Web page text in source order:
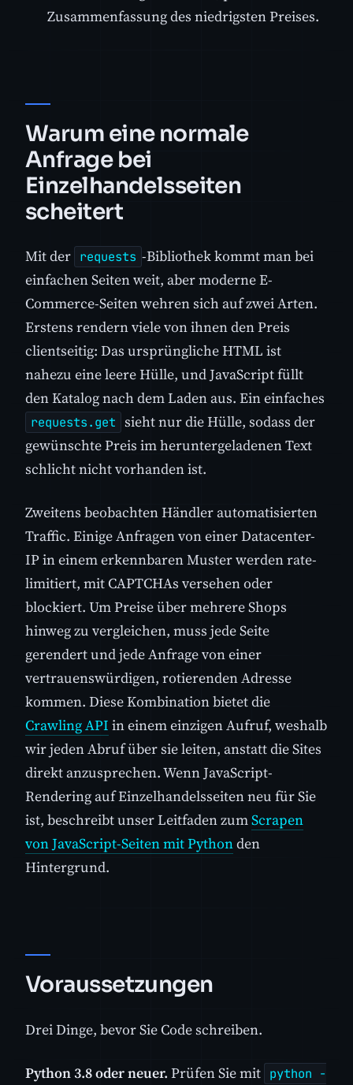
Zusammenfassung des niedrigsten Preises.
Warum eine normale
Anfrage bei
Einzelhandelsseiten
scheitert
Mit der requests -Bibliothek kommt man bei
einfachen Seiten weit, aber moderne E-
Commerce-Seiten wehren sich auf zwei Arten.
Erstens rendern viele von ihnen den Preis
clientseitig: Das ursprüngliche HTML ist
nahezu eine leere Hülle, und JavaScript füllt
den Katalog nach dem Laden aus. Ein einfaches
requests.get sieht nur die Hülle, sodass der
gewünschte Preis im heruntergeladenen Text
schlicht nicht vorhanden ist.
Zweitens beobachten Händler automatisierten
Traffic. Einige Anfragen von einer Datacenter-
IP in einem erkennbaren Muster werden rate-
limitiert, mit CAPTCHAs versehen oder
blockiert. Um Preise über mehrere Shops
hinweg zu vergleichen, muss jede Seite
gerendert und jede Anfrage von einer
vertrauenswürdigen, rotierenden Adresse
kommen. Diese Kombination bietet die
Crawling API in einem einzigen Aufruf, weshalb
wir jeden Abruf über sie leiten, anstatt die Sites
direkt anzusprechen. Wenn JavaScript-
Rendering auf Einzelhandelsseiten neu für Sie
ist, beschreibt unser Leitfaden zumScrapen
von JavaScript-Seiten mit Pythonden
Hintergrund.
Voraussetzungen
Drei Dinge, bevor Sie Code schreiben.
Python 3.8 oder neuer. Prüfen Sie mit python -